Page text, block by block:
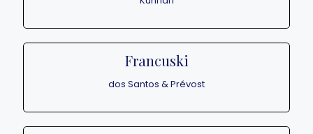
Francuski
dos Santos & Prévost